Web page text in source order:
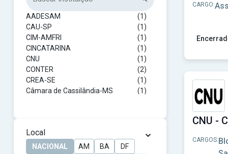
AADESAM
(1)
CAU-SP
(1)
CIM-AMFRI
(1)
CINCATARINA
(1)
CNU
(1)
CONTER
(2)
CREA-SE
(1)
Câmara de Cassilândia-MS
(1)
Câmara de Tasso Fragoso-MA
(1)
DPE-BA
Local ⌄
NACIONAL AM BA
DF
CARGO:
CARGOS: